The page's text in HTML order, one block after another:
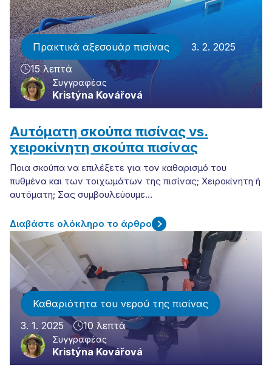
Πρακτικά αξεσουάρ πισίνας
3. 2. 2025
15 λεπτά
Συγγραφέας
Kristýna Kovářová
Αυτόματη σκούπα πισίνας vs.
χειροκίνητη σκούπα πισίνας
Ποια σκούπα να επιλέξετε για τον καθαρισμό του
πυθμένα και των τοιχωμάτων της πισίνας; Χειροκίνητη ή
αυτόματη; Σας συμβουλεύουμε…
Διαβάστε ολόκληρο το άρθρο
Καθαριότητα του νερού της πισίνας
3. 1. 2025
10 λεπτά
Συγγραφέας
Kristýna Kovářová